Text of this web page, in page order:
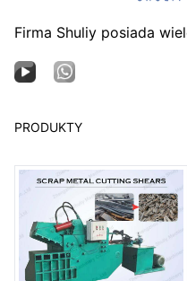
Firma Shuliy posiada
PRODUKTY